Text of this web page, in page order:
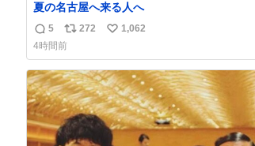
夏の名古屋へ来る人へ
返
信
数
5
リ
ポ
ス
ト
数
272
い
ね
数
1,062
4時間前